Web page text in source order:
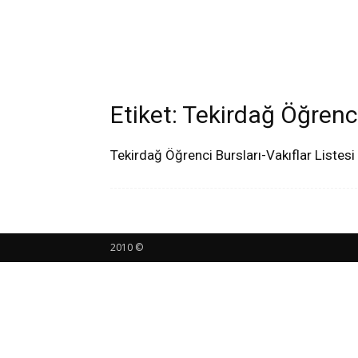
Etiket: Tekirdağ
Tekirdağ Öğrenci Bursları-Vakıflar Listesi
2010 ©